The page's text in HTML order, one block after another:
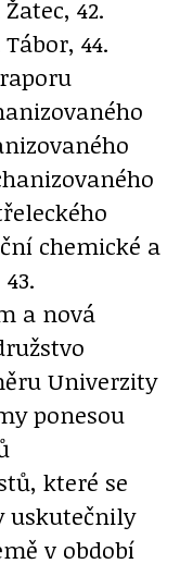
42.
44.
chemické a
a nová
Univerzity
ponesou
které se
uskutečnily
v období